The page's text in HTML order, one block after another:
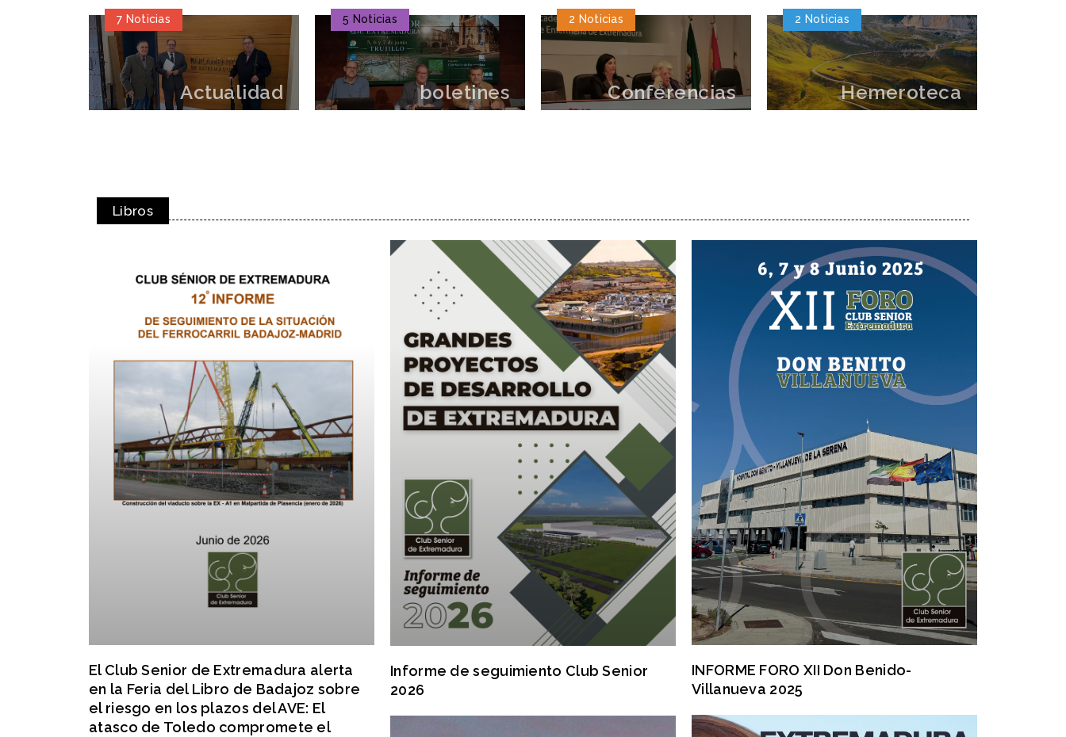
7 Noticias
Actualidad
5 Noticias
boletines
2 Noticias
Conferencias
2 Noticias
Hemeroteca
Libros
El Club Senior de Extremadura alerta
en la Feria del Libro de Badajoz sobre
el riesgo en los plazos del AVE: El
atasco de Toledo compromete el
Informe de seguimiento Club Senior
2026
INFORME FORO XII Don Benido-
Villanueva 2025